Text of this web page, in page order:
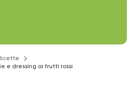
e dressing ai frutti rossi